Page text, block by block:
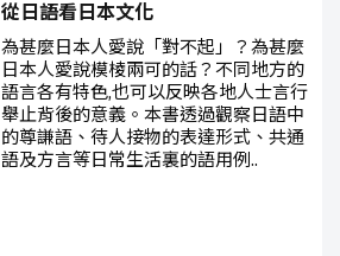
從日語看日本文化
為甚麼日本人愛說「對不起」？為甚麼
日本人愛說模棱兩可的話？不同地方的
語言各有特色,也可以反映各地人士言行
舉止背後的意義。本書透過觀察日語中
的尊謙語、待人接物的表達形式、共通
語及方言等日常生活裏的語用例..